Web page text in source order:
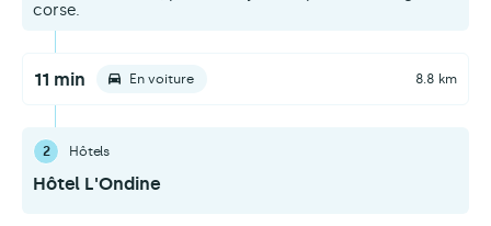
corse.
11 min En voiture 8.8 km
2 Hôtels
Hôtel L'Ondine